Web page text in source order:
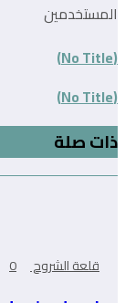
المستخدمين
(No Title)
(No Title)
ذات صلة
قلعة الشروح 0